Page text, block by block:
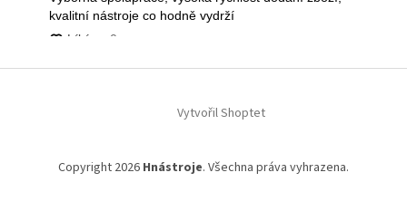
Vytvořil Shoptet
Copyright 2026 Hnástroje. Všechna práva vyhrazena.